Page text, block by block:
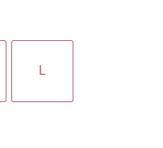
L